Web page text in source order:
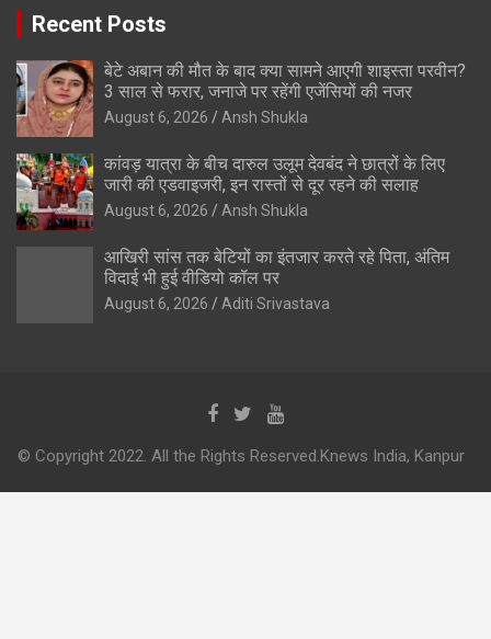
Recent Posts
बेटे अबान की मौत के बाद क्या सामने आएगी शाइस्ता परवीन?
3 साल से फरार, जनाजे पर रहेंगी एजेंसियों की नजर
August 6, 2026 Ansh Shukla
कांवड़ यात्रा के बीच दारुल उलूम देवबंद ने छात्रों के लिए
जारी की एडवाइजरी, इन रास्तों से दूर रहने की सलाह
August 6, 2026 Ansh Shukla
आखिरी सांस तक बेटियों का इंतजार करते रहे पिता, अंतिम
विदाई भी हुई वीडियो कॉल पर
August 6, 2026 Aditi Srivastava
© Copyright 2022. All the Rights Reserved.Knews India, Kanpur